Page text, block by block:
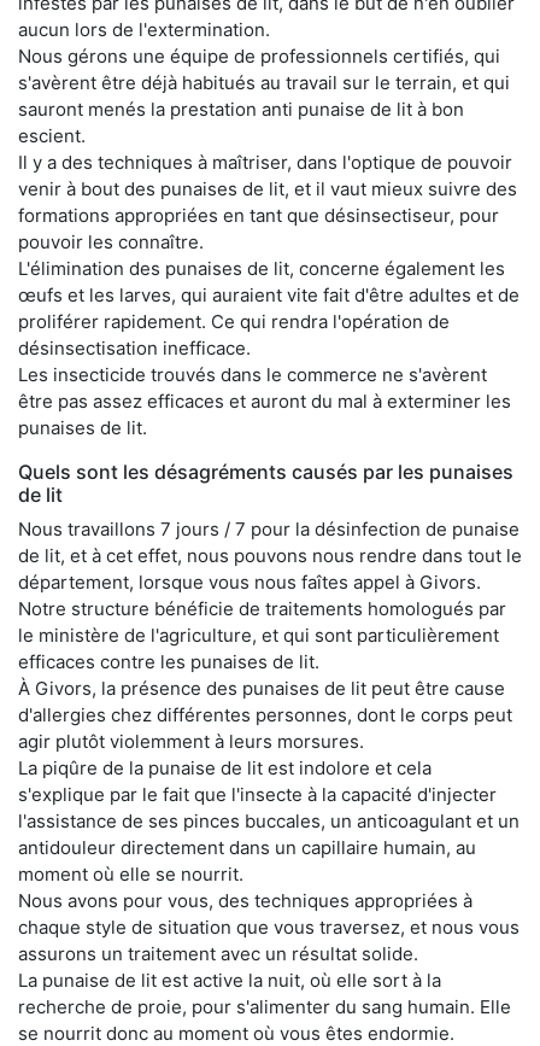
aucun lors de l'extermination.
Nous gérons une équipe de professionnels certifiés, qui
s'avèrent être déjà habitués au travail sur le terrain, et qui
sauront menés la prestation anti punaise de lit à bon
escient.
Il y a des techniques à maîtriser, dans l'optique de pouvoir
venir à bout des punaises de lit, et il vaut mieux suivre des
formations appropriées en tant que désinsectiseur, pour
pouvoir les connaître.
L'élimination des punaises de lit, concerne également les
œufs et les larves, qui auraient vite fait d'être adultes et de
proliférer rapidement. Ce qui rendra l'opération de
désinsectisation inefficace.
Les insecticide trouvés dans le commerce ne s'avèrent
être pas assez efficaces et auront du mal à exterminer les
punaises de lit.
Quels sont les désagréments causés par les punaises
de lit
Nous travaillons 7 jours / 7 pour la désinfection de punaise
de lit, et à cet effet, nous pouvons nous rendre dans tout le
département, lorsque vous nous faîtes appel à Givors.
Notre structure bénéficie de traitements homologués par
le ministère de l'agriculture, et qui sont particulièrement
efficaces contre les punaises de lit.
À Givors, la présence des punaises de lit peut être cause
d'allergies chez différentes personnes, dont le corps peut
agir plutôt violemment à leurs morsures.
La piqûre de la punaise de lit est indolore et cela
s'explique par le fait que l'insecte à la capacité d'injecter
l'assistance de ses pinces buccales, un anticoagulant et un
antidouleur directement dans un capillaire humain, au
moment où elle se nourrit.
Nous avons pour vous, des techniques appropriées à
chaque style de situation que vous traversez, et nous vous
assurons un traitement avec un résultat solide.
La punaise de lit est active la nuit, où elle sort à la
recherche de proie, pour s'alimenter du sang humain. Elle
se nourrit donc au moment où vous êtes endormie.